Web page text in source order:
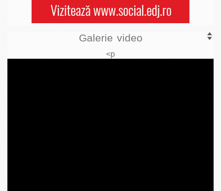
Galerie video
<p